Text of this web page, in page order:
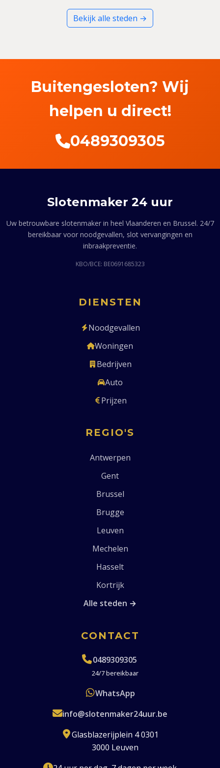
Bekijk alle steden →
Buitengesloten? Wij
helpen u direct!
0489309305
Slotenmaker 24 uur
Uw betrouwbare slotenmaker in heel Vlaanderen en Brussel. 24/7
bereikbaar voor noodgevallen, slot vervangingen en
inbraakpreventie.
KBO/BCE: BE0691685323
DIENSTEN
Noodgevallen
Woningen
Bedrijven
Auto
Prijzen
REGIO'S
Antwerpen
Gent
Brussel
Brugge
Leuven
Mechelen
Hasselt
Kortrijk
Alle steden →
CONTACT
0489309305
24/7 bereikbaar
WhatsApp
info@slotenmaker24uur.be
Glasblazerijplein 4 0301
3000 Leuven